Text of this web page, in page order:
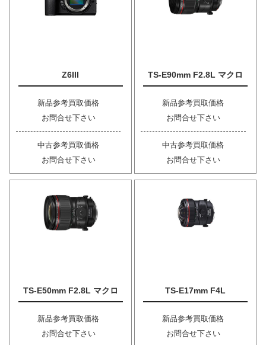
Z6III
新品参考買取価格
お問合せ下さい
中古参考買取価格
お問合せ下さい
TS-E90mm F2.8L マクロ
新品参考買取価格
お問合せ下さい
中古参考買取価格
お問合せ下さい
TS-E50mm F2.8L マクロ
新品参考買取価格
お問合せ下さい
TS-E17mm F4L
新品参考買取価格
お問合せ下さい